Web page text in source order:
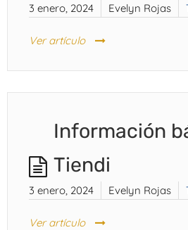
3 enero, 2024 Evelyn Rojas
Ver artículo
Información
Tiendi
3 enero, 2024 Evelyn Rojas
Ver artículo